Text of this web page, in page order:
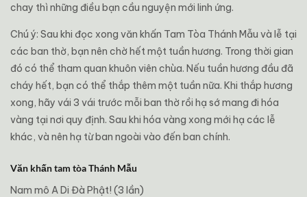
chay thì những điều bạn cầu nguyện mới linh ứng.
Chú ý: Sau khi đọc xong văn khấn Tam Tòa Thánh Mẫu và lễ tại
các ban thờ, bạn nên chờhếtmột tuần hương. Trong thời gian
đó có thể tham quan khuôn viên chùa. Nếu tuần hương đầu đã
cháy hết, bạn có thể thắp thêm một tuần nữa. Khi thắp hương
xong, hãy vái 3 vái trước mỗi ban thờrồi hạ sớmang đi hóa
vàng tại nơi quy định. Sau khi hóa vàng xong mới hạ các lễ
khác, và nên hạ từban ngoài vào đến ban chính.
Văn khấn tam tòa Thánh Mẫu
Nam mô A Di Đà Phật! (3 lần)